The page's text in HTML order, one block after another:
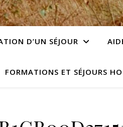
D’UN SÉJOUR
FORMATIONS ET SÉJOURS